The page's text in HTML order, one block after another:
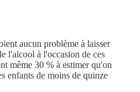
aucun problème à laisser
l'alcool à l'occasion de ces
même 30 % à estimer qu'on
enfants de moins de quinze